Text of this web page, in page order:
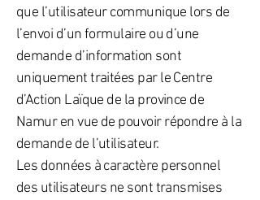
que l’utilisateur communique lors de
l’envoi d’un formulaire ou d’une
demande d’information sont
uniquement traitées par le Centre
d’Action Laïque de la province de
Namur en vue de pouvoir répondre à la
demande de l’utilisateur.
Les données à caractère personnel
des utilisateurs ne sont transmises